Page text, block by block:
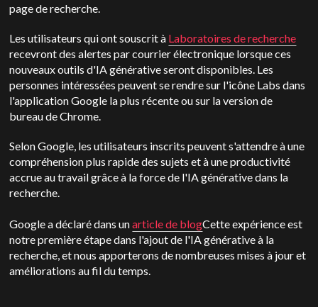
page de recherche.
Les utilisateurs qui ont souscrit à Laboratoires de recherche
recevront des alertes par courrier électronique lorsque ces
nouveaux outils d'IA générative seront disponibles. Les
personnes intéressées peuvent se rendre sur l'icône Labs dans
l'application Google la plus récente ou sur la version de
bureau de Chrome.
Selon Google, les utilisateurs inscrits peuvent s'attendre à une
compréhension plus rapide des sujets et à une productivité
accrue au travail grâce à la force de l'IA générative dans la
recherche.
Google a déclaré dans unarticle de blogCette expérience est
notre première étape dans l'ajout de l'IA générative à la
recherche, et nous apporterons de nombreuses mises à jour et
améliorations au fil du temps.